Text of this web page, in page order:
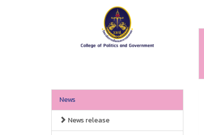
News
News release